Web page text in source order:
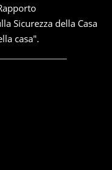
Sicurezza della Casa
casa".